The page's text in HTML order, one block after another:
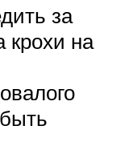
за
крохи на